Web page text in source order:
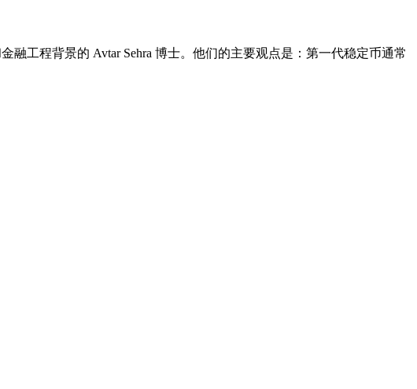
融工程背景的 Avtar Sehra 博士。他们的主要观点是：第一代稳定币通常